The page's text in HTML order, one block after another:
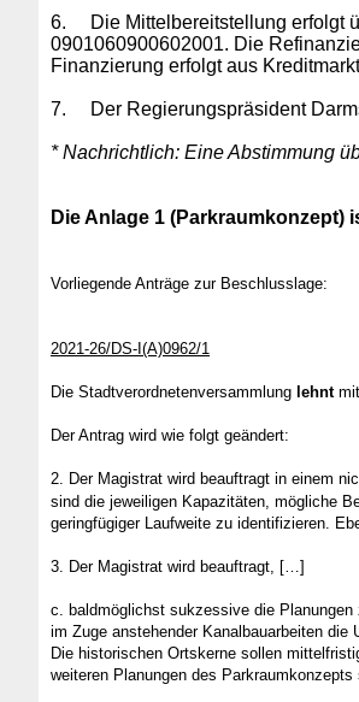
6. Die Mittelbereitstellung erfolgt
0901060900602001. Die
Finanzierung erfolgt aus
7. Der Regierungspräsident
* Nachrichtlich: Eine Abstimmung
Die Anlage 1
Vorliegende Anträge zur Beschlusslage:
2021-26/DS-I(A)0962/1
Die Stadtverordnetenversammlung lehntmit
Der Antrag wird wie folgt geändert:
2. Der Magistrat wird beauftragt in einem
sind die jeweiligen Kapazitäten, mögliche
geringfügiger Laufweite zu identifizieren.
3. Der Magistrat wird beauftragt, […]
c. baldmöglichst sukzessive die
im Zuge anstehender Kanalbauarbeiten
Die historischen Ortskerne sollen
weiteren Planungen des